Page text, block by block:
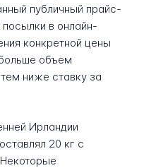
публичный прайс-
в онлайн-
конкретной цены
объем
ниже ставку за
Ирландии
20 кг с